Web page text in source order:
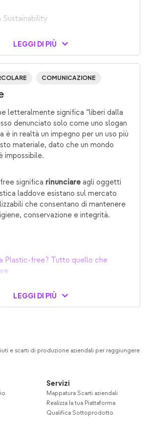
Sustainability
LEGGI DI PIÙ
COMUNICAZIONE
letteralmente significa “liberi dalla
denunciato solo come uno slogan
è in realtà un impegno per un uso più
materiale, dato che un mondo
impossibile.
significa rinunciare agli oggetti
laddove esistano sul mercato
che consentano di mantenere
conservazione e integrità.
Plastic-free? Tutto quello che
LEGGI DI PIÙ
e scarti di produzione aziendali per raggiungere
Servizi
Mappatura Scarti aziendali
Realizza la tua Piattaforma
Qualifica Sottoprodotto